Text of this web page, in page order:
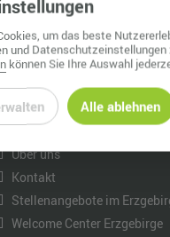
dran am Abgrund
Über uns
Kontakt
Stellenangebote im
Welcome Center Erzgebirge
um das beste
und Datenschutzeinstellungen
können Sie Ihre Auswahl
Alle ablehnen